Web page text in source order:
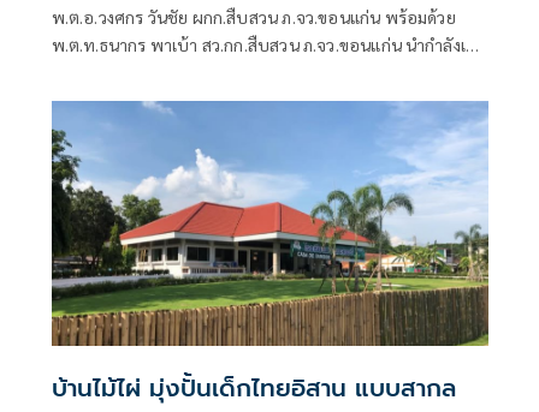
พ.ต.อ.วงศกร วันชัย ผกก.สืบสวน ภ.จว.ขอนแก่น พร้อมด้วย
พ.ต.ท.ธนากร พาเบ้า สว.กก.สืบสวน ภ.จว.ขอนแก่น นำกำลังเจ้า
ต้องหาอายุ 18 ปี จำนวน 4 คน พร้อมยาเคหรือคีตามีนคอลลา
เจน อาวุธปืนไทยประดิษฐ์ เครื่องกระสุนปืน และโทรศัพท์มือ
ถือ หลังสืบสวนพบพฤติการณ์ลักลอบจำหน่ายยา
บ้านไม้ไผ่ มุ่งปั้นเด็กไทยอิสาน แบบสากล